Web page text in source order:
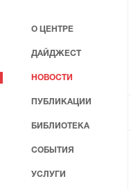
О ЦЕНТРЕ
ДАЙДЖЕСТ
НОВОСТИ
ПУБЛИКАЦИИ
БИБЛИОТЕКА
СОБЫТИЯ
УСЛУГИ